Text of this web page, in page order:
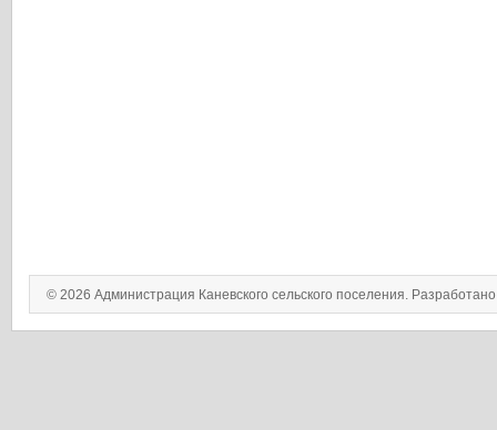
© 2026 Администрация Каневского сельского поселения.